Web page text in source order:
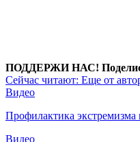
ПОДДЕРЖИ НАС!
Сейчас читают: Еще от
Видео
Профилактика
Видео